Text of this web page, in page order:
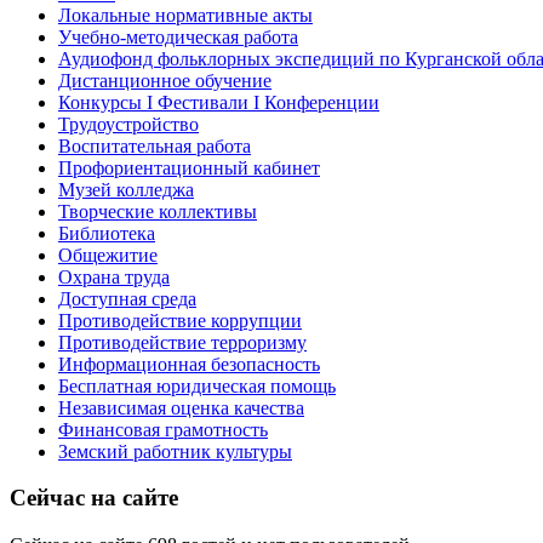
Локальные нормативные акты
Учебно-методическая работа
Аудиофонд фольклорных экспедиций по Курганской
Дистанционное обучение
Конкурсы I Фестивали I Конференции
Трудоустройство
Воспитательная работа
Профориентационный кабинет
Музей колледжа
Творческие коллективы
Библиотека
Общежитие
Охрана труда
Доступная среда
Противодействие коррупции
Противодействие терроризму
Информационная безопасность
Бесплатная юридическая помощь
Независимая оценка качества
Финансовая грамотность
Земский работник культуры
Сейчас на сайте